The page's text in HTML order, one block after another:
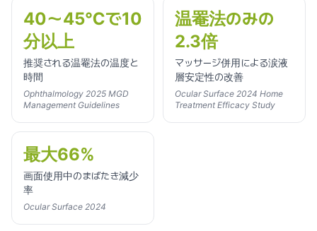
40〜45℃で10
分以上
推奨される温罨法の温度と
時間
Ophthalmology 2025 MGD
Management Guidelines
温罨法のみの
2.3倍
マッサージ併用による涙液
層安定性の改善
Ocular Surface 2024 Home
Treatment Efficacy Study
最大66%
画面使用中のまばたき減少
率
Ocular Surface 2024